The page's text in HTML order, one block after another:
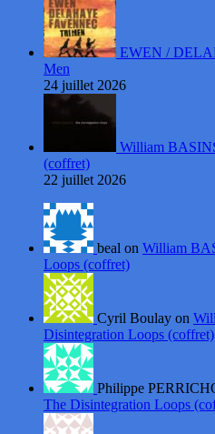
EWEN /
Men
24 juillet 2026
William
(coffret)
22 juillet 2026
beal on William
Loops (coffret)
Cyril Boulay on
Disintegration Loops (coffret)
Philippe
The Disintegration Loops